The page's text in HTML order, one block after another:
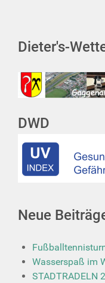
Dieter's-
DWD
Neue
Wasserspaß im
STADTRADELN